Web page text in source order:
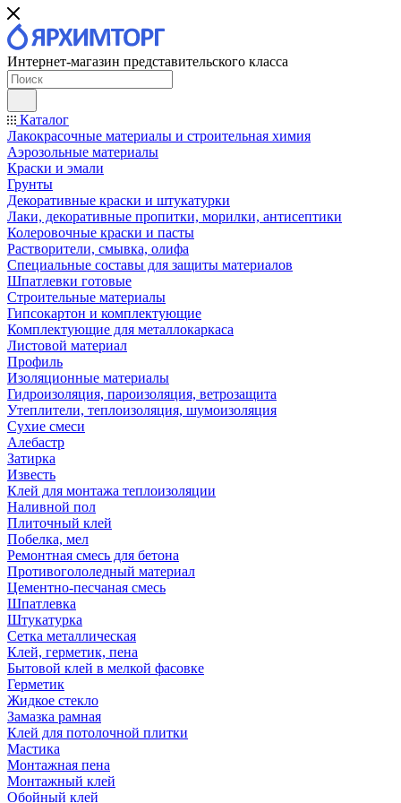
Интернет-магазин представительского класса
Каталог
Лакокрасочные материалы и строительная химия
Аэрозольные материалы
Краски и эмали
Грунты
Декоративные краски и штукатурки
Лаки, декоративные пропитки, морилки, антисептики
Колеровочные краски и пасты
Растворители, смывка, олифа
Специальные составы для защиты материалов
Шпатлевки готовые
Строительные материалы
Гипсокартон и комплектующие
Комплектующие для металлокаркаса
Листовой материал
Профиль
Изоляционные материалы
Гидроизоляция, пароизоляция, ветрозащита
Утеплители, теплоизоляция, шумоизоляция
Сухие смеси
Алебастр
Затирка
Известь
Клей для монтажа теплоизоляции
Наливной пол
Плиточный клей
Побелка, мел
Ремонтная смесь для бетона
Противогололедный материал
Цементно-песчаная смесь
Шпатлевка
Штукатурка
Сетка металлическая
Клей, герметик, пена
Бытовой клей в мелкой фасовке
Герметик
Жидкое стекло
Замазка рамная
Клей для потолочной плитки
Мастика
Монтажная пена
Монтажный клей
Обойный клей